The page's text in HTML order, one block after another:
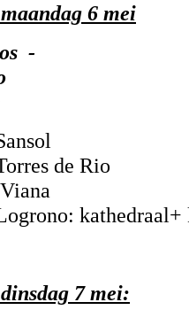
6 mei
-
de Rio
kathedraal+
7 mei: